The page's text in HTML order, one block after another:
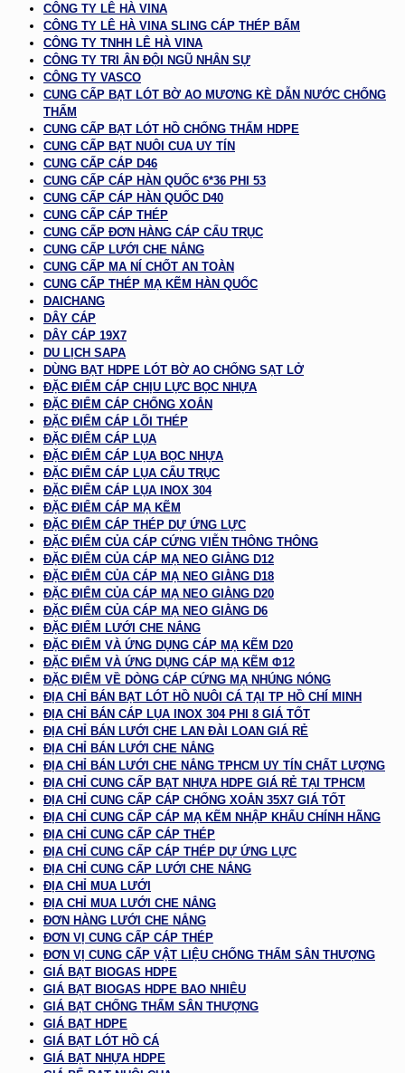
CÔNG TY LÊ HÀ VINA
CÔNG TY LÊ HÀ VINA SLING CÁP THÉP BẤM
CÔNG TY TNHH LÊ HÀ VINA
CÔNG TY TRI ÂN ĐỘI NGŨ NHÂN SỰ
CÔNG TY VASCO
CUNG CẤP BẠT LÓT BỜ AO MƯƠNG KÈ DẪN NƯỚC CHỐNG
THẤM
CUNG CẤP BẠT LÓT HỒ CHỐNG THẤM HDPE
CUNG CẤP BẠT NUÔI CUA UY TÍN
CUNG CẤP CÁP D46
CUNG CẤP CÁP HÀN QUỐC 6*36 PHI 53
CUNG CẤP CÁP HÀN QUỐC D40
CUNG CẤP CÁP THÉP
CUNG CẤP ĐƠN HÀNG CÁP CẨU TRỤC
CUNG CẤP LƯỚI CHE NẮNG
CUNG CẤP MA NÍ CHỐT AN TOÀN
CUNG CẤP THÉP MẠ KẼM HÀN QUỐC
DAICHANG
DÂY CÁP
DÂY CÁP 19X7
DU LỊCH SAPA
DÙNG BẠT HDPE LÓT BỜ AO CHỐNG SẠT LỞ
ĐẶC ĐIỂM CÁP CHỊU LỰC BỌC NHỰA
ĐẶC ĐIỂM CÁP CHỐNG XOẮN
ĐẶC ĐIỂM CÁP LÕI THÉP
ĐẶC ĐIỂM CÁP LỤA
ĐẶC ĐIỂM CÁP LỤA BỌC NHỰA
ĐẶC ĐIỂM CÁP LỤA CẨU TRỤC
ĐẶC ĐIỂM CÁP LỤA INOX 304
ĐẶC ĐIỂM CÁP MẠ KẼM
ĐẶC ĐIỂM CÁP THÉP DỰ ỨNG LỰC
ĐẶC ĐIỂM CỦA CÁP CỨNG VIỄN THÔNG THÔNG
ĐẶC ĐIỂM CỦA CÁP MẠ NEO GIẰNG D12
ĐẶC ĐIỂM CỦA CÁP MẠ NEO GIẰNG D18
ĐẶC ĐIỂM CỦA CÁP MẠ NEO GIẰNG D20
ĐẶC ĐIỂM CỦA CÁP MẠ NEO GIẰNG D6
ĐẶC ĐIỂM LƯỚI CHE NẮNG
ĐẶC ĐIỂM VÀ ỨNG DỤNG CÁP MẠ KẼM D20
ĐẶC ĐIỂM VÀ ỨNG DỤNG CÁP MẠ KẼM Φ12
ĐẶC ĐIỂM VỀ DÒNG CÁP CỨNG MẠ NHÚNG NÓNG
ĐỊA CHỈ BÁN BẠT LÓT HỒ NUÔI CÁ TẠI TP HỒ CHÍ MINH
ĐỊA CHỈ BÁN CÁP LỤA INOX 304 PHI 8 GIÁ TỐT
ĐỊA CHỈ BÁN LƯỚI CHE LAN ĐÀI LOAN GIÁ RẺ
ĐỊA CHỈ BÁN LƯỚI CHE NẮNG
ĐỊA CHỈ BÁN LƯỚI CHE NẮNG TPHCM UY TÍN CHẤT LƯỢNG
ĐỊA CHỈ CUNG CẤP BẠT NHỰA HDPE GIÁ RẺ TẠI TPHCM
ĐỊA CHỈ CUNG CẤP CÁP CHỐNG XOẮN 35X7 GIÁ TỐT
ĐỊA CHỈ CUNG CẤP CÁP MẠ KẼM NHẬP KHẨU CHÍNH HÃNG
ĐỊA CHỈ CUNG CẤP CÁP THÉP
ĐỊA CHỈ CUNG CẤP CÁP THÉP DỰ ỨNG LỰC
ĐỊA CHỈ CUNG CẤP LƯỚI CHE NẮNG
ĐỊA CHỈ MUA LƯỚI
ĐỊA CHỈ MUA LƯỚI CHE NẮNG
ĐƠN HÀNG LƯỚI CHE NẮNG
ĐƠN VỊ CUNG CẤP CÁP THÉP
ĐƠN VỊ CUNG CẤP VẬT LIỆU CHỐNG THẤM SÂN THƯỢNG
GIÁ BẠT BIOGAS HDPE
GIÁ BẠT BIOGAS HDPE BAO NHIÊU
GIÁ BẠT CHỐNG THẤM SÂN THƯỢNG
GIÁ BẠT HDPE
GIÁ BẠT LÓT HỒ CÁ
GIÁ BẠT NHỰA HDPE